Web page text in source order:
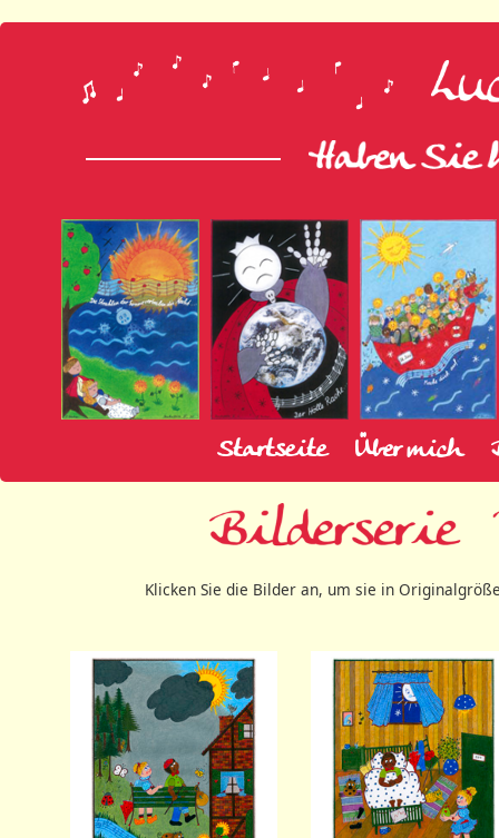
Startseite Über mich
Klicken Sie die Bilder an, um sie in